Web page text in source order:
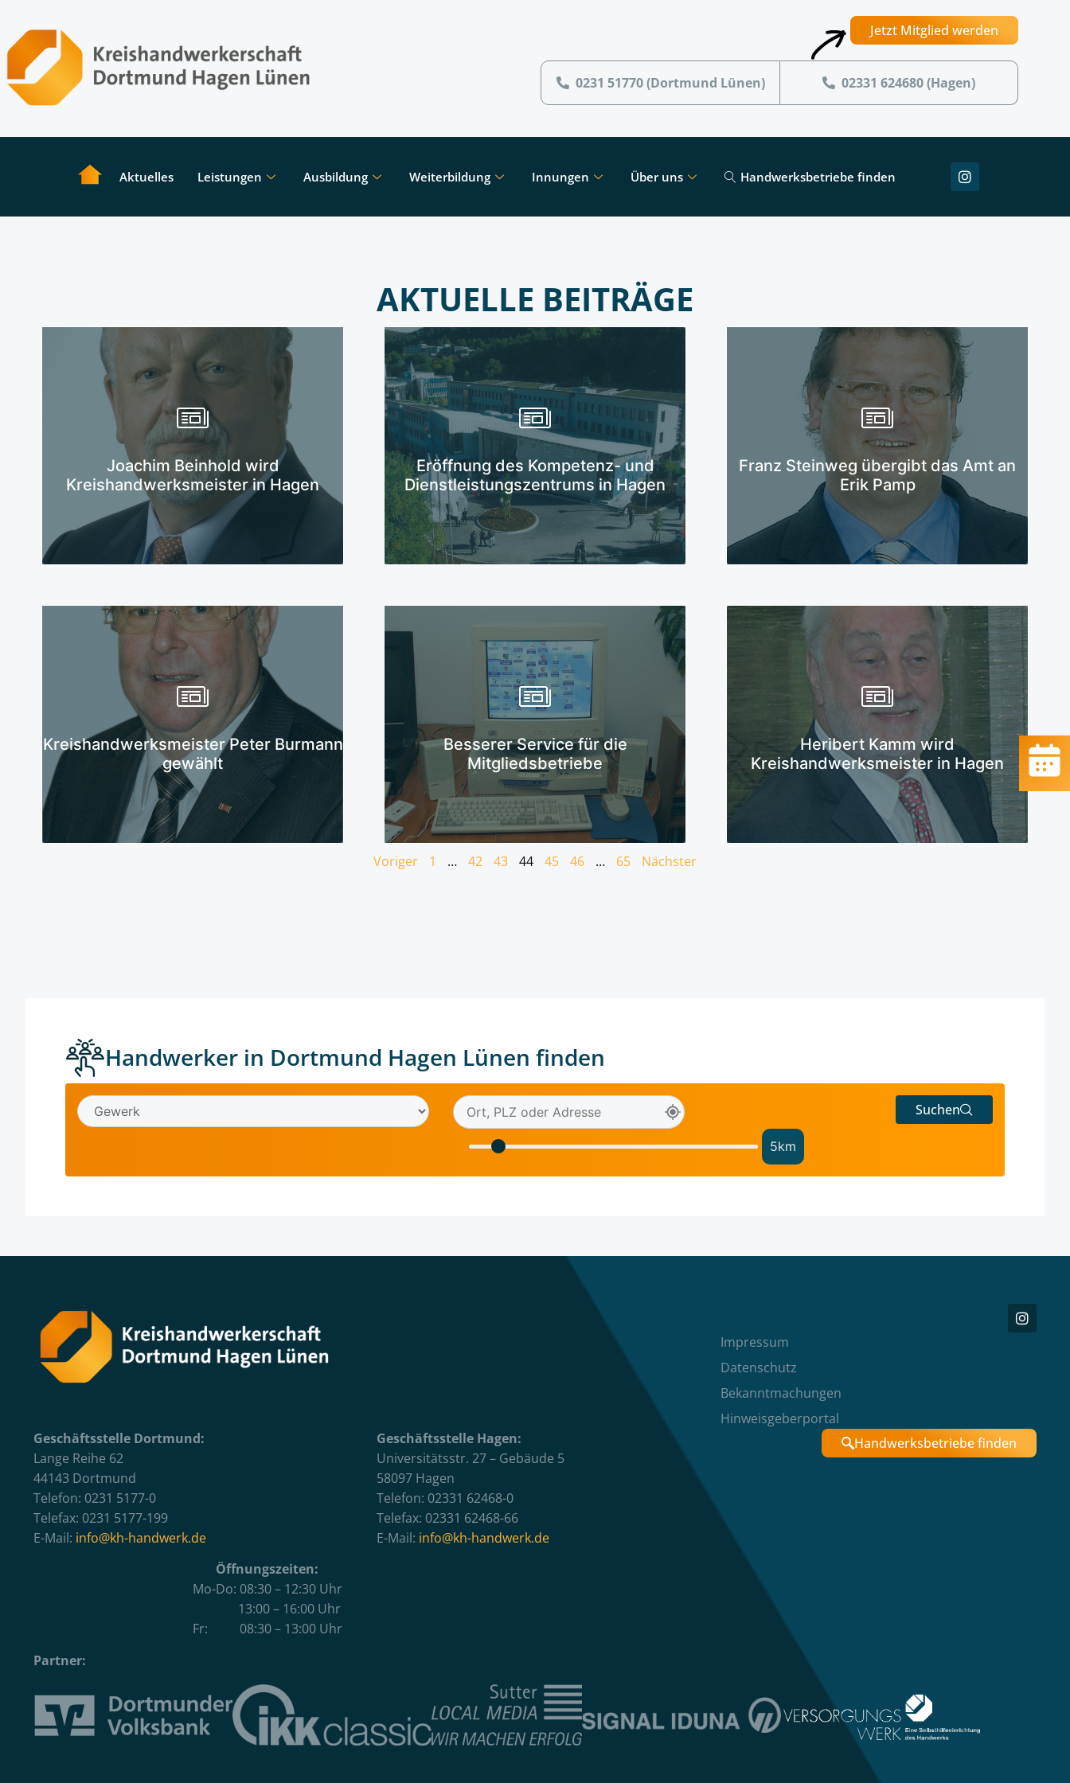
Jetzt Mitglied werden
0231 51770 (Dortmund Lünen) 02331 624680 (Hagen)
Aktuelles Leistungen Ausbildung Weiterbildung Innungen Über uns Handwerksbetriebe finden
AKTUELLE BEITRÄGE
Joachim Beinhold wird
Kreishandwerksmeister in Hagen
Mehr erfahren
Eröffnung des Kompetenz- und
Dienstleistungszentrums in Hagen
Mehr erfahren
Franz Steinweg übergibt das Amt an
Erik Pamp
Mehr erfahren
Kreishandwerksmeister Peter Burmann
gewählt
Mehr erfahren
Besserer Service für die
Mitgliedsbetriebe
Mehr erfahren
Heribert Kamm wird
Kreishandwerksmeister in Hagen
Mehr erfahren
Voriger 1 … 42 43 44 45 46 … 65 Nächster
Handwerker in Dortmund Hagen Lünen finden
5km
Suchen
Impressum
Datenschutz
Bekanntmachungen
Hinweisgeberportal
Geschäftsstelle Dortmund:
Lange Reihe 62
44143 Dortmund
Telefon: 0231 5177-0
Telefax: 0231 5177-199
E-Mail: info@kh-handwerk.de
Geschäftsstelle Hagen:
Universitätsstr. 27 – Gebäude 5
58097 Hagen
Telefon: 02331 62468-0
Telefax: 02331 62468-66
E-Mail: info@kh-handwerk.de
Handwerksbetriebe finden
Öffnungszeiten:
Mo-Do: 08:30 – 12:30 Uhr
13:00 – 16:00 Uhr
Fr: 08:30 – 13:00 Uhr
Partner: